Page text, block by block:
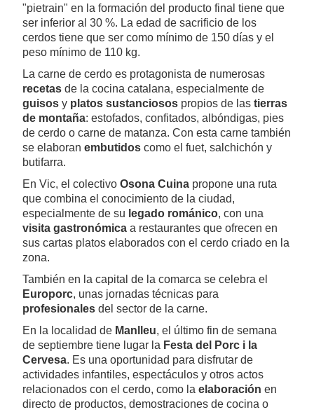
"pietrain" en la formación del producto final tiene que
ser inferior al 30 %. La edad de sacrificio de los
cerdos tiene que ser como mínimo de 150 días y el
peso mínimo de 110 kg.
La carne de cerdo es protagonista de numerosas
recetas de la cocina catalana, especialmente de
guisos y platos sustanciosos propios de las tierras
de montaña: estofados, confitados, albóndigas, pies
de cerdo o carne de matanza. Con esta carne también
se elaboran embutidos como el fuet, salchichón y
butifarra.
En Vic, el colectivo Osona Cuina propone una ruta
que combina el conocimiento de la ciudad,
especialmente de su legado románico, con una
visita gastronómica a restaurantes que ofrecen en
sus cartas platos elaborados con el cerdo criado en la
zona.
También en la capital de la comarca se celebra el
Europorc, unas jornadas técnicas para
profesionales del sector de la carne.
En la localidad de Manlleu, el último fin de semana
de septiembre tiene lugar la Festa del Porc i la
Cervesa. Es una oportunidad para disfrutar de
actividades infantiles, espectáculos y otros actos
relacionados con el cerdo, como la elaboración en
directo de productos, demostraciones de cocina o